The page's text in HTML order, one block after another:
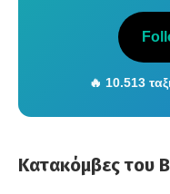
🔥 10.513
Κατακόμβες του